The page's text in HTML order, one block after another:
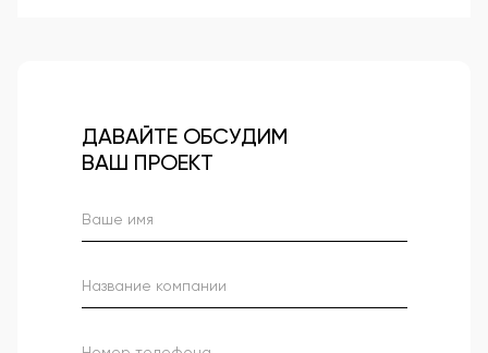
ДАВАЙТЕ ОБСУДИМ
ВАШ ПРОЕКТ